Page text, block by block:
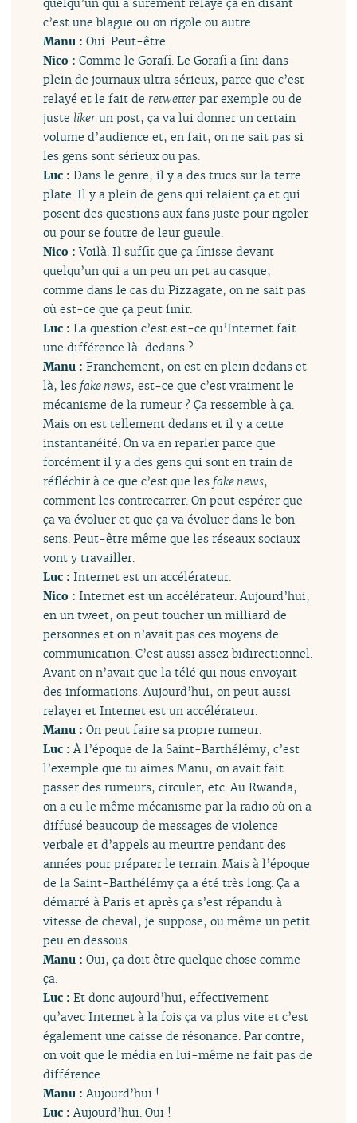
c’est une blague ou on rigole ou autre.
Manu :Oui. Peut-être.
Nico :Comme le Gorafi. Le Gorafi a fini dans
plein de journaux ultra sérieux, parce que c’est
relayé et le fait de retwetter par exemple ou de
juste liker un post, ça va lui donner un certain
volume d’audience et, en fait, on ne sait pas si
les gens sont sérieux ou pas.
Luc :Dans le genre, il y a des trucs sur la terre
plate. Il y a plein de gens qui relaient ça et qui
posent des questions aux fans juste pour rigoler
ou pour se foutre de leur gueule.
Nico :Voilà. Il suffit que ça finisse devant
quelqu’un qui a un peu un pet au casque,
comme dans le cas du Pizzagate, on ne sait pas
où est-ce que ça peut finir.
Luc :La question c’est est-ce qu’Internet fait
une différence là-dedans ?
Manu :Franchement, on est en plein dedans et
là, les fake news, est-ce que c’est vraiment le
mécanisme de la rumeur ? Ça ressemble à ça.
Mais on est tellement dedans et il y a cette
instantanéité. On va en reparler parce que
forcément il y a des gens qui sont en train de
réfléchir à ce que c’est que les fake news,
comment les contrecarrer. On peut espérer que
ça va évoluer et que ça va évoluer dans le bon
sens. Peut-être même que les réseaux sociaux
vont y travailler.
Luc :Internet est un accélérateur.
Nico :Internet est un accélérateur. Aujourd’hui,
en un tweet, on peut toucher un milliard de
personnes et on n’avait pas ces moyens de
communication. C’est aussi assez bidirectionnel.
Avant on n’avait que la télé qui nous envoyait
des informations. Aujourd’hui, on peut aussi
relayer et Internet est un accélérateur.
Manu :On peut faire sa propre rumeur.
Luc :À l’époque de la Saint-Barthélémy, c’est
l’exemple que tu aimes Manu, on avait fait
passer des rumeurs, circuler, etc. Au Rwanda,
on a eu le même mécanisme par la radio où on a
diffusé beaucoup de messages de violence
verbale et d’appels au meurtre pendant des
années pour préparer le terrain. Mais à l’époque
de la Saint-Barthélémy ça a été très long. Ça a
démarré à Paris et après ça s’est répandu à
vitesse de cheval, je suppose, ou même un petit
peu en dessous.
Manu :Oui, ça doit être quelque chose comme
ça.
Luc :Et donc aujourd’hui, effectivement
qu’avec Internet à la fois ça va plus vite et c’est
également une caisse de résonance. Par contre,
on voit que le média en lui-même ne fait pas de
différence.
Manu :Aujourd’hui !
Luc :Aujourd’hui. Oui !